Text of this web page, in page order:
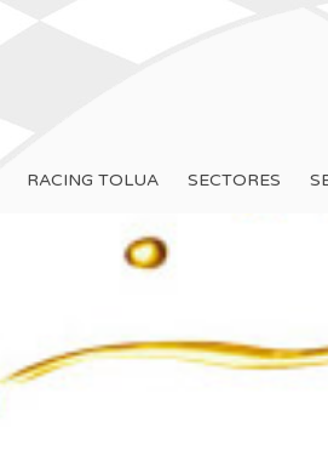
RACING TOLUA SECTORES